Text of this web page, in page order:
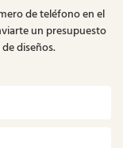
de teléfono en el
un presupuesto
diseños.